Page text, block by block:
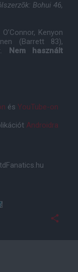
Bohui 46,
Kenyon
(Barrett 83),
Nem használt
és YouTube-on
Androidra